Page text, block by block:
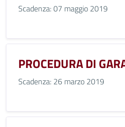
Scadenza: 07 maggio 2019
PROCEDURA DI
Scadenza: 26 marzo 2019